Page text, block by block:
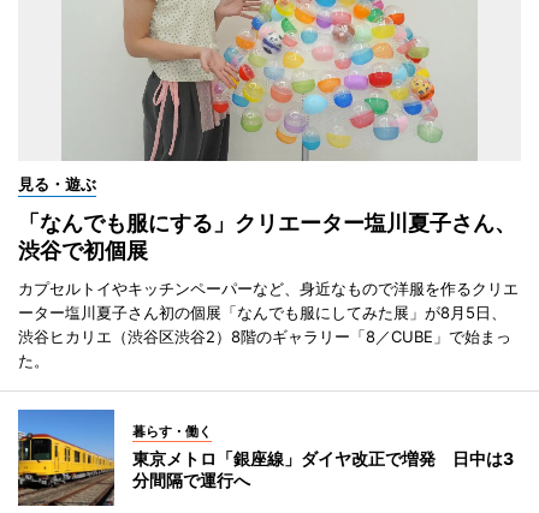
見る・遊ぶ
「なんでも服にする」クリエーター塩川夏子さん、
渋谷で初個展
カプセルトイやキッチンペーパーなど、身近なもので洋服を作るクリエ
ーター塩川夏子さん初の個展「なんでも服にしてみた展」が8月5日、
渋谷ヒカリエ（渋谷区渋谷2）8階のギャラリー「8／CUBE」で始まっ
た。
暮らす・働く
東京メトロ「銀座線」ダイヤ改正で増発 日中は3
分間隔で運行へ